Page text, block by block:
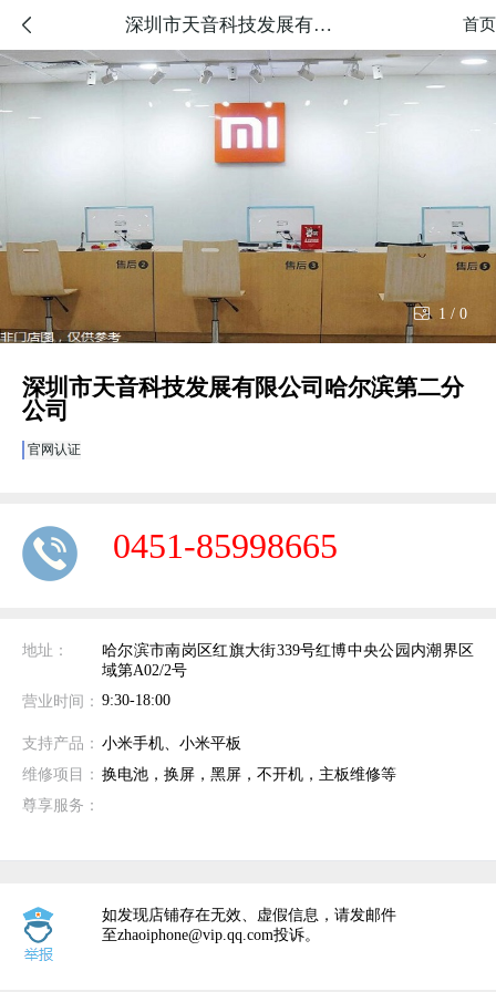
 首页
深圳市天音科技发展有限公司哈尔滨第二分公司
 1 / 0
深圳市天音科技发展有限公司哈尔滨第二分
公司
官网认证
0451-85998665
地址：
哈尔滨市南岗区红旗大街339号红博中央公园内潮界区
域第A02/2号
营业时间： 9:30-18:00
支持产品： 小米手机、小米平板
维修项目： 换电池，换屏，黑屏，不开机，主板维修等
尊享服务：
如发现店铺存在无效、虚假信息，请发邮件
至zhaoiphone@vip.qq.com投诉。